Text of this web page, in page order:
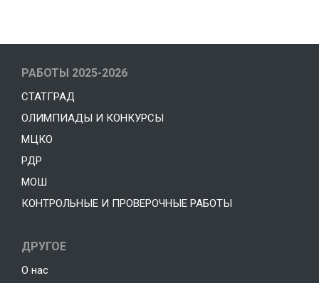
РАБОТЫ 2025-2026
СТАТГРАД
ОЛИМПИАДЫ И КОНКУРСЫ
МЦКО
РДР
МОШ
КОНТРОЛЬНЫЕ И ПРОВЕРОЧНЫЕ РАБОТЫ
ДРУГОЕ
О нас